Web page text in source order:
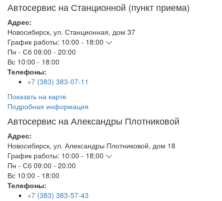
Автосервис на Станционной (пункт приема)
Адрес:
Новосибирск, ул. Станционная, дом 37
График работы: 10:00 - 18:00
Пн - Сб 09:00 - 20:00
Вс 10:00 - 18:00
Телефоны:
+7 (383) 383-07-11
Показать на карте
Подробная информация
Автосервис на Александры Плотниковой
Адрес:
Новосибирск, ул. Александры Плотниковой, дом 18
График работы: 10:00 - 18:00
Пн - Сб 09:00 - 20:00
Вс 10:00 - 18:00
Телефоны:
+7 (383) 383-57-43